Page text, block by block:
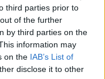
third parties prior to
of the further
by third parties on the
information may
on the IAB’s List of
disclose it to other
του νόμιμου
που λειτουργούν
λοιπές από το
75%,